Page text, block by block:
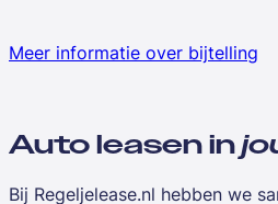
Meer informatie over bijtelling
Auto leasen in
Bij Regeljelease.nl hebben we